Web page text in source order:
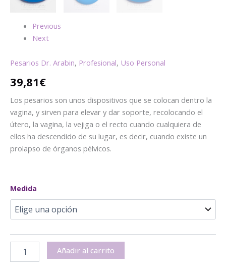
Previous
Next
Pesarios Dr. Arabin, Profesional, Uso Personal
39,81€
Los pesarios son unos dispositivos que se colocan dentro la
vagina, y sirven para elevar y dar soporte, recolocando el
útero, la vagina, la vejiga o el recto cuando cualquiera de
ellos ha descendido de su lugar, es decir, cuando existe un
prolapso de órganos pélvicos.
Medida
Añadir al carrito